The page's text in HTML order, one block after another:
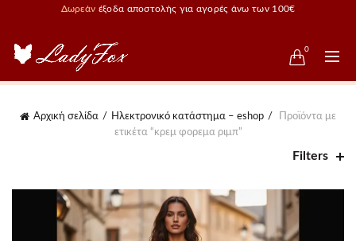
Δωρεάν έξοδα αποστολής για αγορές άνω των 100€
0
Αρχική σελίδα Ηλεκτρονικό κατάστημα – eshop
Προϊόντα με
ετικέτα “κρεμ φορεμα ριμπ”
Filters